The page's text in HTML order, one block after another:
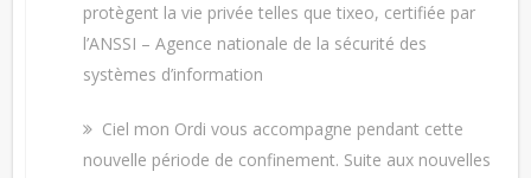
protègent la vie privée telles que tixeo, certifiée par
l’ANSSI – Agence nationale de la sécurité des
systèmes d’information
Ciel mon Ordi vous accompagne pendant cette
nouvelle période de confinement. Suite aux nouvelles